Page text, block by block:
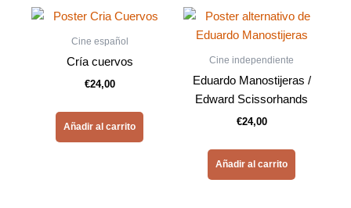
Cine español
Cría cuervos
€24,00
Añadir al carrito
Cine independiente
Eduardo Manostijeras /
Edward Scissorhands
€24,00
Añadir al carrito